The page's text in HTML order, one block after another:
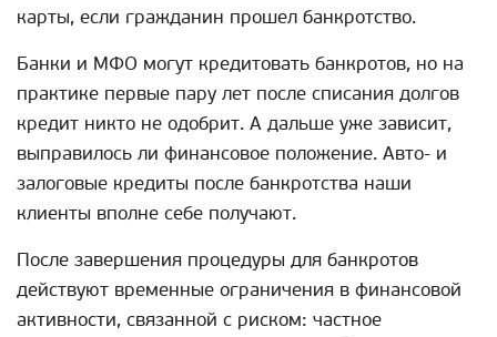
карты, если гражданин прошел банкротство.
Банки и МФО могут кредитовать банкротов, но на
практике первые пару лет после списания долгов
кредит никто не одобрит. А дальше уже зависит,
выправилось ли финансовое положение. Авто- и
залоговые кредиты после банкротства наши
клиенты вполне себе получают.
После завершения процедуры для банкротов
действуют временные ограничения в финансовой
активности, связанной с риском: частное